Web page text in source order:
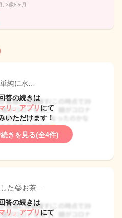
, 3歳8ヶ月
純に水…
答の続きは
リ」アプリ にて
いただけます！
きを見る(全4件)
た😂お茶…
答の続きは
リ」アプリ にて